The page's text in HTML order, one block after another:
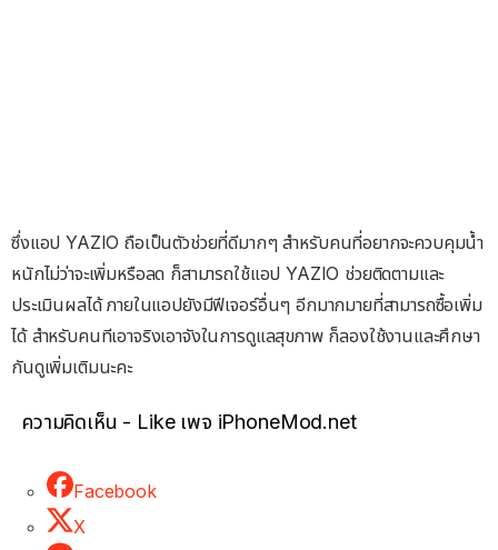
ซึ่งแอป YAZIO ถือเป็นตัวช่วยที่ดีมากๆ สำหรับคนที่อยากจะควบคุมน้ำ
หนักไม่ว่าจะเพิ่มหรือลด ก็สามารถใช้แอป YAZIO ช่วยติดตามและ
ประเมินผลได้ ภายในแอปยังมีฟีเจอร์อื่นๆ อีกมากมายที่สามารถซื้อเพิ่ม
ได้ สำหรับคนทีเอาจริงเอาจังในการดูแลสุขภาพ ก็ลองใช้งานและศึกษา
กันดูเพิ่มเติมนะคะ
ความคิดเห็น - Like เพจ iPhoneMod.net
Facebook
X